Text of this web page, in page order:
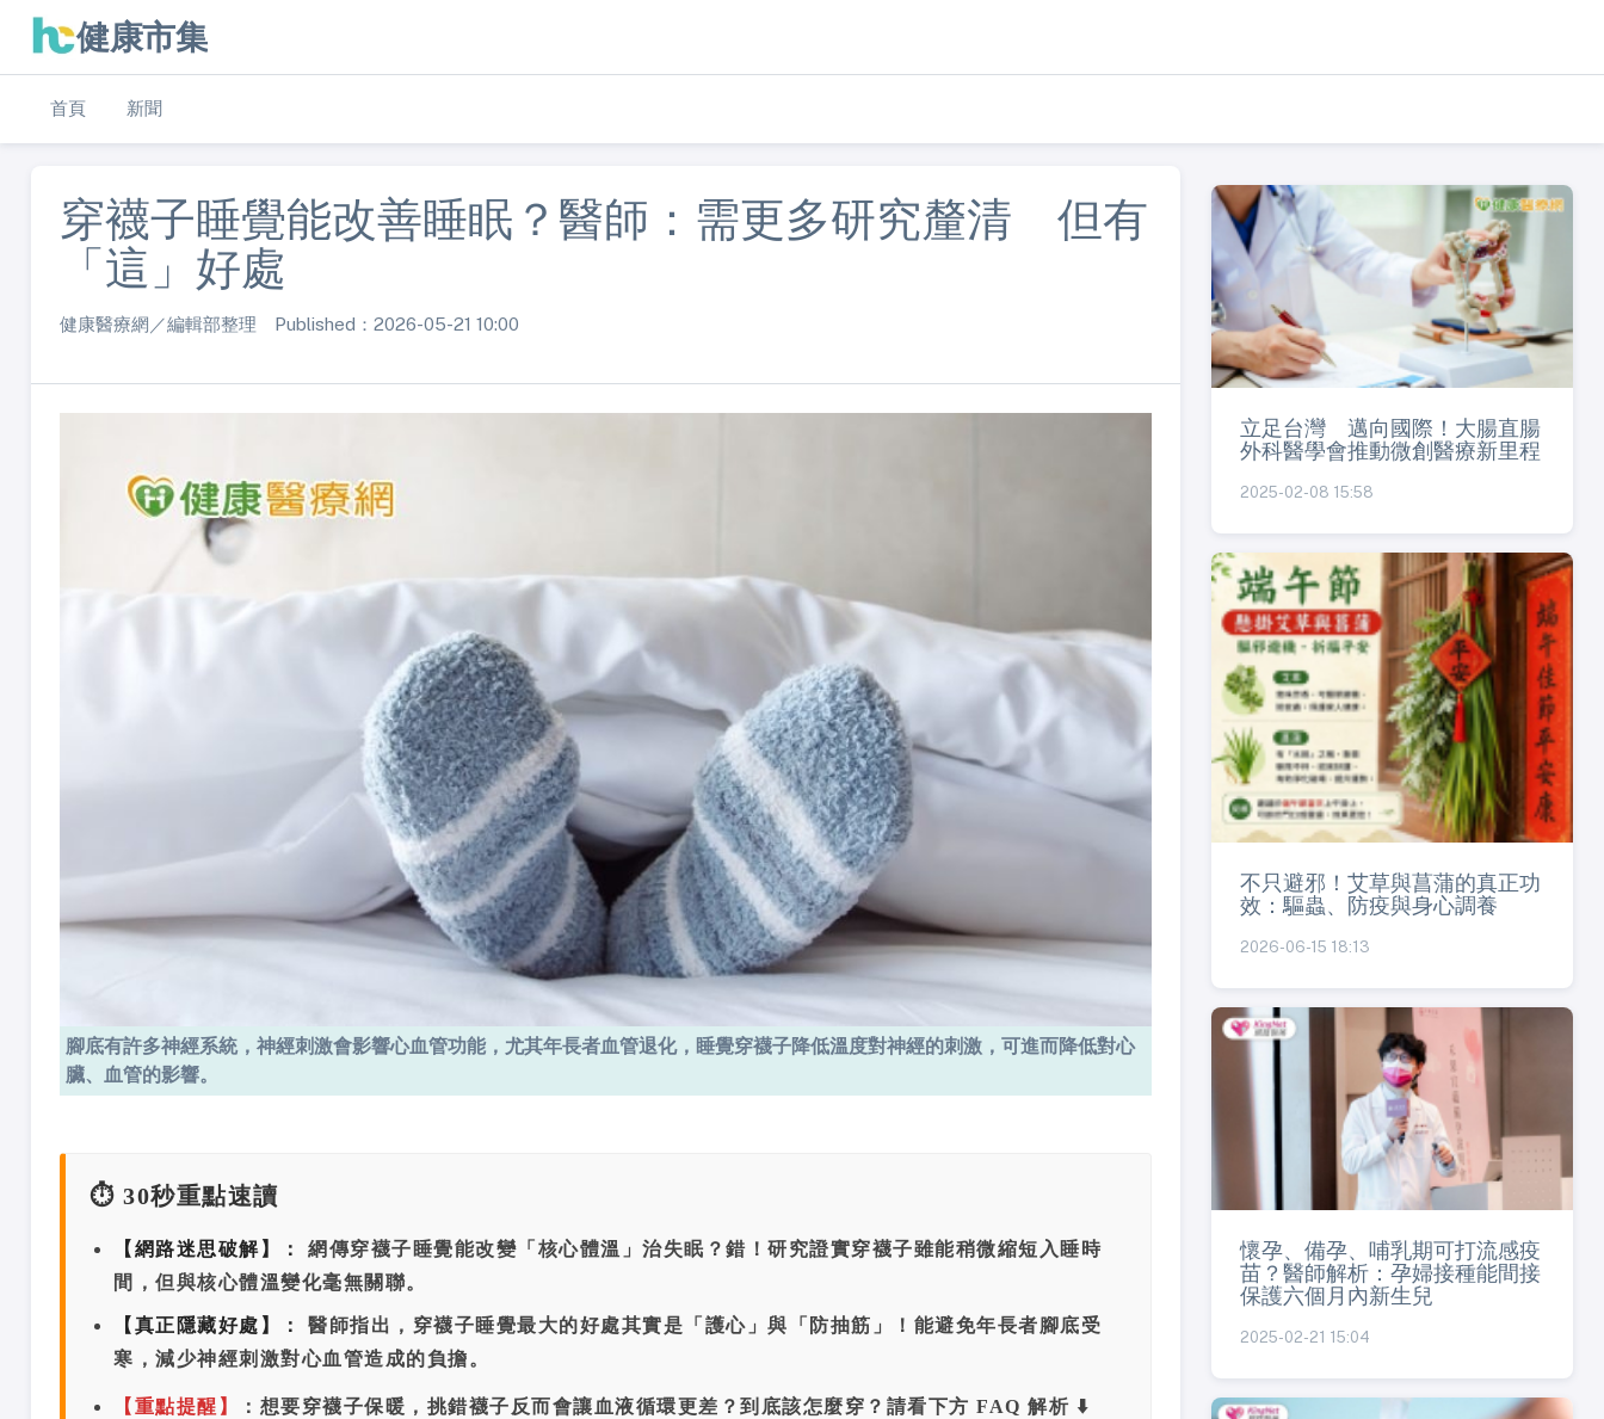
健康市集
首頁 新聞
穿襪子睡覺能改善睡眠？醫師：需更多研究釐清 但有
「這」好處
健康醫療網／編輯部整理 Published：2026-05-21 10:00
腳底有許多神經系統，神經刺激會影響心血管功能，尤其年長者血管退化，睡覺穿襪子降低溫度對神經的刺激，可進而降低對心
臟、血管的影響。
⏱️ 30秒重點速讀
【網路迷思破解】：
網傳穿襪子睡覺能改變「核心體溫」治失眠？錯！研究證實穿襪子雖能稍微縮短入睡時
間，但與核心體溫變化毫無關聯。
【真正隱藏好處】：
醫師指出，穿襪子睡覺最大的好處其實是「護心」與「防抽筋」！能避免年長者腳底受
寒，減少神經刺激對心血管造成的負擔。
【重點提醒】 ：想要穿襪子保暖，挑錯襪子反而會讓血液循環更差？到底該怎麼穿？請看下方 FAQ 解析 ⬇️
立足台灣 邁向國際！大腸直腸
外科醫學會推動微創醫療新里程
2025-02-08 15:58
不只避邪！艾草與菖蒲的真正功
效：驅蟲、防疫與身心調養
2026-06-15 18:13
懷孕、備孕、哺乳期可打流感疫
苗？醫師解析：孕婦接種能間接
保護六個月內新生兒
2025-02-21 15:04